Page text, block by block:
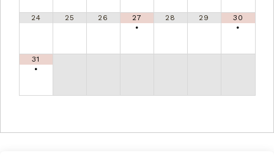
24 25 26
27
•
28 29
30
•
31
•